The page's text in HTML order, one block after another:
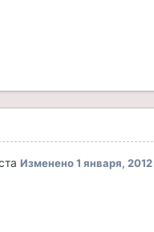
Изменено1 января, 2012